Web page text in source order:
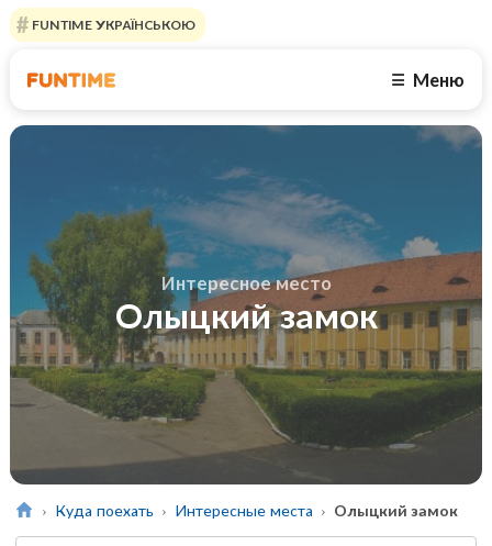
FUNTIME УКРАЇНСЬКОЮ
☰ Меню
Интересное место
Олыцкий замок
Куда поехать Интересные места Олыцкий замок